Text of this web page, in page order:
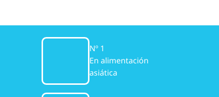
Nº 1
En alimentación
asiática